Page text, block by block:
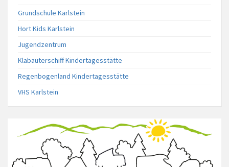
Grundschule Karlstein
Hort Kids Karlstein
Jugendzentrum
Klabauterschiff Kindertagesstätte
Regenbogenland Kindertagesstätte
VHS Karlstein